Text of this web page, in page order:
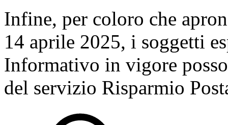
Infine, per coloro che
14 aprile 2025, i soggetti
Informativo in vigore
del servizio Risparmio